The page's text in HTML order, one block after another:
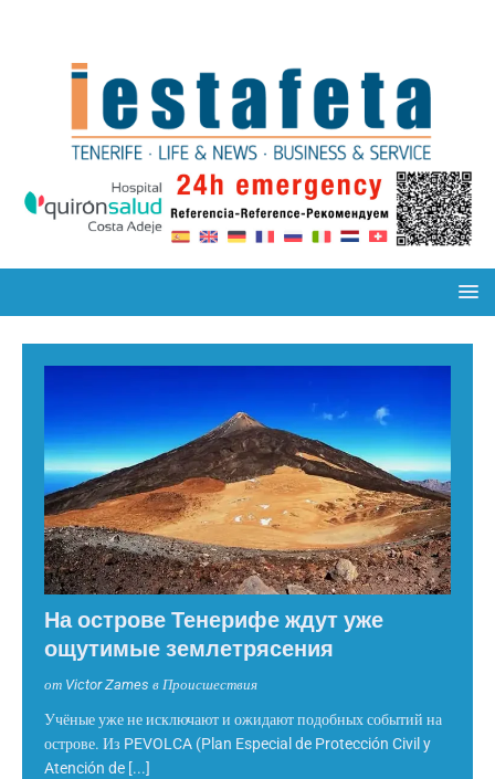
На острове Тенерифе ждут уже
ощутимые землетрясения
от Victor Zames в Происшествия
Учёные уже не исключают и ожидают подобных событий на
острове. Из PEVOLCA (Plan Especial de Protección Civil y
Atención de [...]